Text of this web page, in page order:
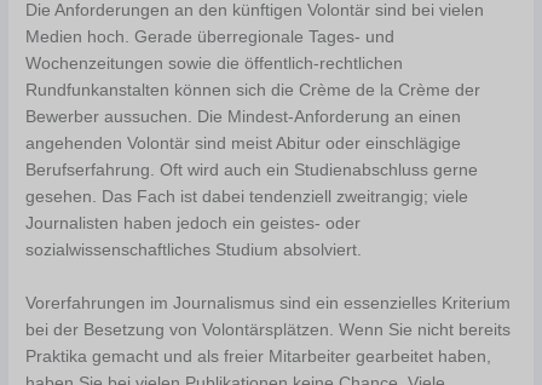
Die Anforderungen an den künftigen Volontär sind bei vielen
Medien hoch. Gerade überregionale Tages- und
Wochenzeitungen sowie die öffentlich-rechtlichen
Rundfunkanstalten können sich die Crème de la Crème der
Bewerber aussuchen. Die Mindest-Anforderung an einen
angehenden Volontär sind meist Abitur oder einschlägige
Berufserfahrung. Oft wird auch ein Studienabschluss gerne
gesehen. Das Fach ist dabei tendenziell zweitrangig; viele
Journalisten haben jedoch ein geistes- oder
sozialwissenschaftliches Studium absolviert.
Vorerfahrungen im Journalismus sind ein essenzielles Kriterium
bei der Besetzung von Volontärsplätzen. Wenn Sie nicht bereits
Praktika gemacht und als freier Mitarbeiter gearbeitet haben,